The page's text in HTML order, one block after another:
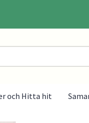
och Hitta hit